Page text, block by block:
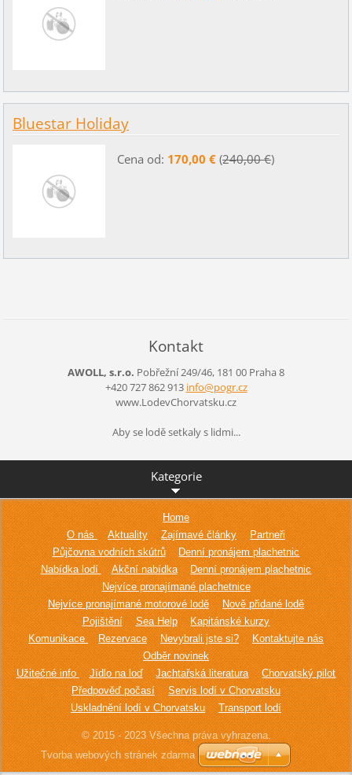
Bluestar Holiday
Cena od: 170,00 €(240,00 €)
Kontakt
AWOLL, s.r.o. Pobřežní 249/46, 181 00 Praha 8
+420 727 862 913 info@pogr.cz
www.LodevChorvatsku.cz
Aby se lodě setkaly s lidmi...
Kategorie
Home
O nás
Aktuality Zajímavé články
Partneři
Půjčovna vodních skútrů
Denní pronájem plachetnic
Nabídka lodí
Akční nabídka
Denní pronájem plachetnic
Nejvíce pronajímané plachetnice
Nejvíce pronajímané motorové lodě
Nově přidané lodě
Pojištění
Sea Help
Kapitánské kurzy
Komunikace
Rezervace Nevybrali jste si?
Kontaktujte nás
Odběr novinek
Užitečné info
Jídlo na loď Jachtařská literatura
Chorvatský pilot
Předpověď počasí
Servis lodí v Chorvatsku
Uskladnění lodí v Chorvatsku
Transport lodí
© 2015 - 2023 Všechna práva vyhrazena.
Tvorba webových stránek zdarma